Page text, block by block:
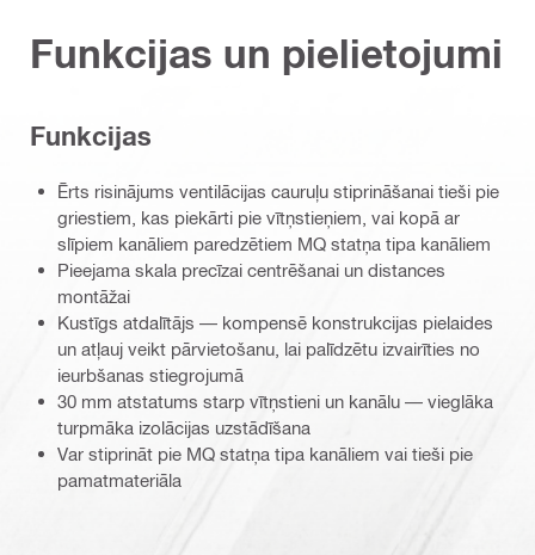
Funkcijas un pielietojumi
Funkcijas
Ērts risinājums ventilācijas cauruļu stiprināšanai tieši pie
griestiem, kas piekārti pie vītņstieņiem, vai kopā ar
slīpiem kanāliem paredzētiem MQ statņa tipa kanāliem
Pieejama skala precīzai centrēšanai un distances
montāžai
Kustīgs atdalītājs — kompensē konstrukcijas pielaides
un atļauj veikt pārvietošanu, lai palīdzētu izvairīties no
ieurbšanas stiegrojumā
30 mm atstatums starp vītņstieni un kanālu — vieglāka
turpmāka izolācijas uzstādīšana
Var stiprināt pie MQ statņa tipa kanāliem vai tieši pie
pamatmateriāla